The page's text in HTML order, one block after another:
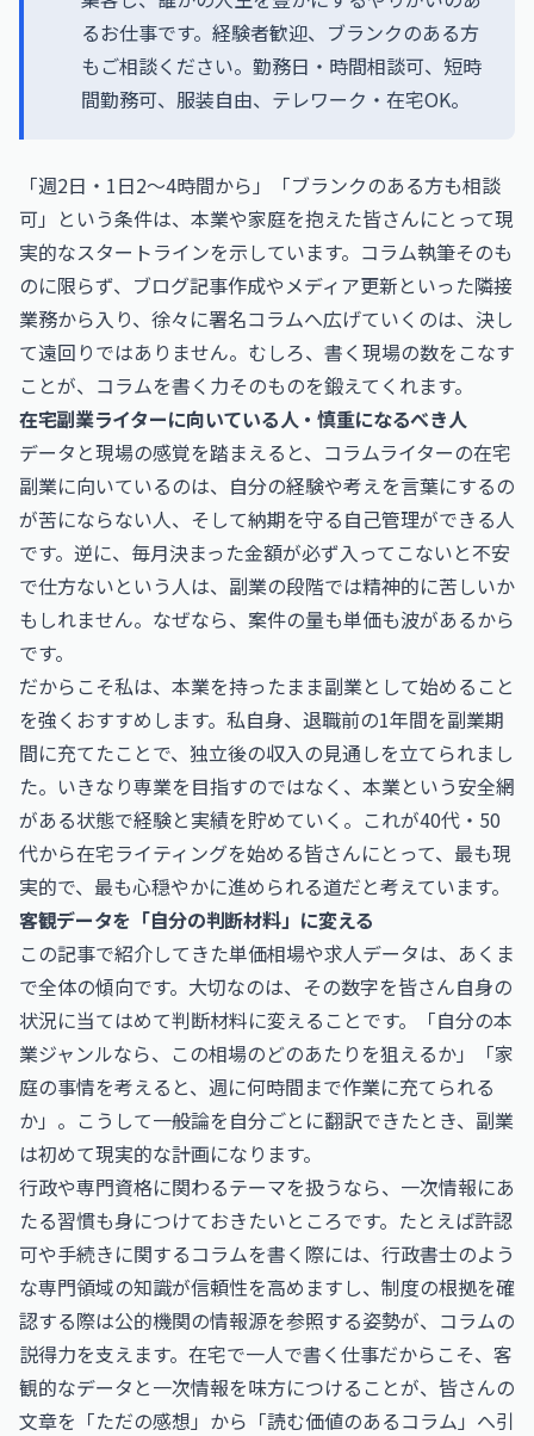
るお仕事です。経験者歓迎、ブランクのある方
もご相談ください。勤務日・時間相談可、短時
間勤務可、服装自由、テレワーク・在宅OK。
「週2日・1日2〜4時間から」「ブランクのある方も相談
可」という条件は、本業や家庭を抱えた皆さんにとって現
実的なスタートラインを示しています。コラム執筆そのも
のに限らず、ブログ記事作成やメディア更新といった隣接
業務から入り、徐々に署名コラムへ広げていくのは、決し
て遠回りではありません。むしろ、書く現場の数をこなす
ことが、コラムを書く力そのものを鍛えてくれます。
在宅副業ライターに向いている人・慎重になるべき人
データと現場の感覚を踏まえると、コラムライターの在宅
副業に向いているのは、自分の経験や考えを言葉にするの
が苦にならない人、そして納期を守る自己管理ができる人
です。逆に、毎月決まった金額が必ず入ってこないと不安
で仕方ないという人は、副業の段階では精神的に苦しいか
もしれません。なぜなら、案件の量も単価も波があるから
です。
だからこそ私は、本業を持ったまま副業として始めること
を強くおすすめします。私自身、退職前の1年間を副業期
間に充てたことで、独立後の収入の見通しを立てられまし
た。いきなり専業を目指すのではなく、本業という安全網
がある状態で経験と実績を貯めていく。これが40代・50
代から在宅ライティングを始める皆さんにとって、最も現
実的で、最も心穏やかに進められる道だと考えています。
客観データを「自分の判断材料」に変える
この記事で紹介してきた単価相場や求人データは、あくま
で全体の傾向です。大切なのは、その数字を皆さん自身の
状況に当てはめて判断材料に変えることです。「自分の本
業ジャンルなら、この相場のどのあたりを狙えるか」「家
庭の事情を考えると、週に何時間まで作業に充てられる
か」。こうして一般論を自分ごとに翻訳できたとき、副業
は初めて現実的な計画になります。
行政や専門資格に関わるテーマを扱うなら、一次情報にあ
たる習慣も身につけておきたいところです。たとえば許認
可や手続きに関するコラムを書く際には、 行政書士のよう
な専門領域の知識が信頼性を高めますし、制度の根拠を確
認する際は公的機関の情報源を参照する姿勢が、コラムの
説得力を支えます。在宅で一人で書く仕事だからこそ、客
観的なデータと一次情報を味方につけることが、皆さんの
文章を「ただの感想」から「読む価値のあるコラム」へ引